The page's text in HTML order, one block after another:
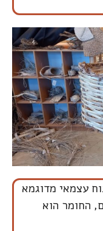
עצמאי מדוגמא
החומר הוא